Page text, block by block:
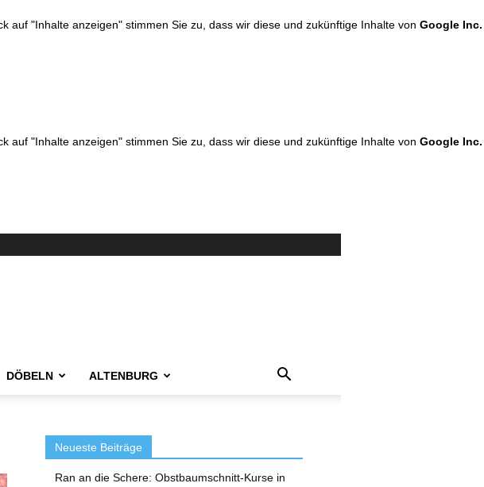
auf "Inhalte anzeigen" stimmen Sie zu, dass wir diese und zukünftige Inhalte von Google Inc.
auf "Inhalte anzeigen" stimmen Sie zu, dass wir diese und zukünftige Inhalte von Google Inc.
DÖBELN ALTENBURG
Neueste Beiträge
Ran an die Schere: Obstbaumschnitt-Kurse in